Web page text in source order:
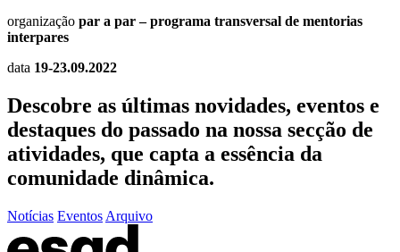
organização par a par – programa transversal de mentorias
interpares
data 19-23.09.2022
Descobre as últimas novidades, eventos e
destaques do passado na nossa secção de
atividades, que capta a essência da
comunidade dinâmica.
Notícias Eventos Arquivo